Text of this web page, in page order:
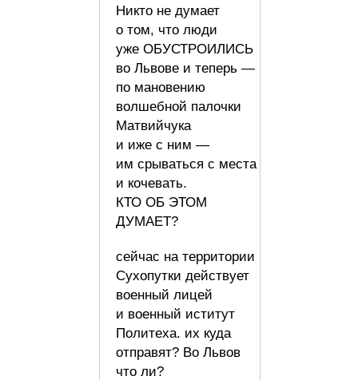
Никто не думает
о том, что люди
уже ОБУСТРОИЛИСЬ
во Львове и теперь —
по мановению
волшебной палочки
Матвийчука
и иже с ним —
им срываться с места
и кочевать.
КТО ОБ ЭТОМ
ДУМАЕТ?
сейчас на территории
Сухопутки действует
военный лицей
и военный иститут
Политеха. их куда
отправят? Во Львов
что ли?